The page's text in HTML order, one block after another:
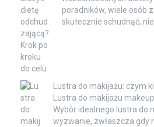
poradników, wiele osób
skutecznie schudnąć,
Lustra do makijażu: czym
Lustra do makijażu
Wybór idealnego lustra do
wyzwanie, zwłaszcza gdy